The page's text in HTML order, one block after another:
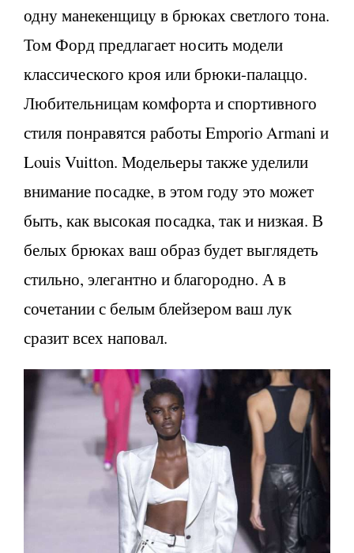
одну манекенщицу в брюках светлого тона.
Том Форд предлагает носить модели
классического кроя или брюки-палаццо.
Любительницам комфорта и спортивного
стиля понравятся работы Emporio Armani и
Louis Vuitton. Модельеры также уделили
внимание посадке, в этом году это может
быть, как высокая посадка, так и низкая. В
белых брюках ваш образ будет выглядеть
стильно, элегантно и благородно. А в
сочетании с белым блейзером ваш лук
сразит всех наповал.